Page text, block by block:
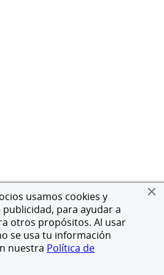
usamos cookies y
para ayudar a
otros propósitos. Al usar
se usa tu información
nuestra Política de